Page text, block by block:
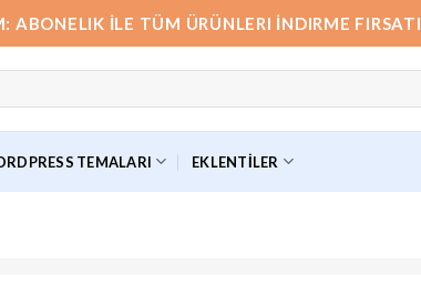
ABONELIK İLE TÜM ÜRÜNLERI İNDIRME FIRSATI
TEMALARI EKLENTILER